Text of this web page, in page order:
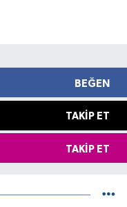
BEĞEN
TAKIP ET
TAKIP ET